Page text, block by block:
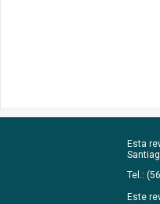
Esta
Tel.:
Este